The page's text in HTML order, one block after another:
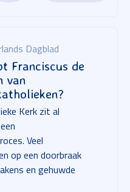
Dagblad
Franciscus de
van
Kerk zit al
Veel
op een doorbraak
en gehuwde